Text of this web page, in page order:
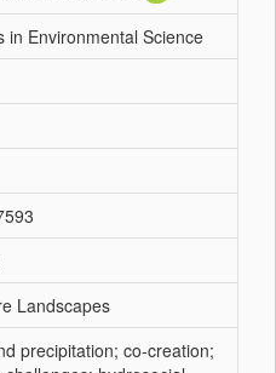
in Environmental Science
Landscapes
precipitation; co-creation;